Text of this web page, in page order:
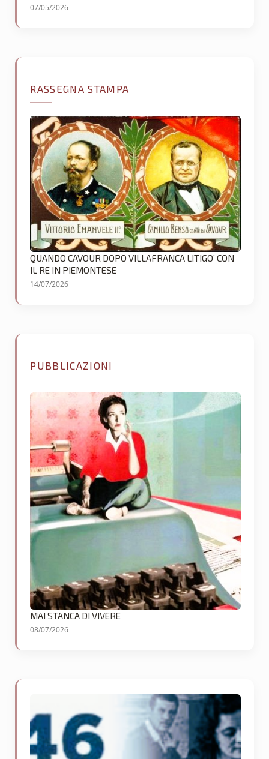
07/05/2026
RASSEGNA STAMPA
QUANDO CAVOUR DOPO VILLAFRANCA LITIGO’ CON
IL RE IN PIEMONTESE
14/07/2026
PUBBLICAZIONI
MAI STANCA DI VIVERE
08/07/2026